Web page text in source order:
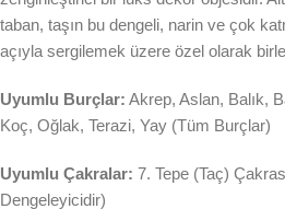
taban, taşın bu dengeli, narin ve çok
açıyla sergilemek üzere özel olarak
Uyumlu Burçlar: Akrep, Aslan, Balık,
Koç, Oğlak, Terazi, Yay (Tüm Burçlar)
Uyumlu Çakralar: 7. Tepe (Taç)
Dengeleyicidir)